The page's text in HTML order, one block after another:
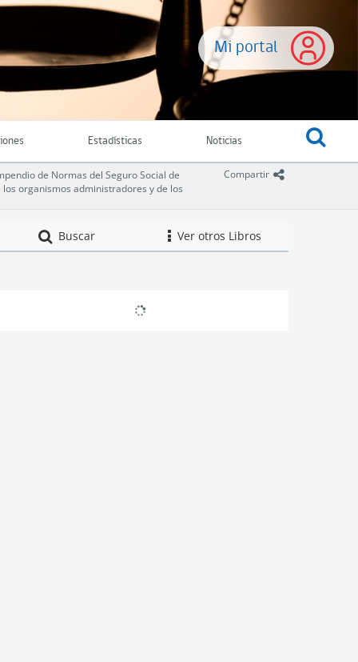
Mi portal
Estadísticas Noticias
Compartir icono
de Normas del Seguro Social de
los organismos administradores y de los
Buscar icono
Ver otros LibrosCompendio de